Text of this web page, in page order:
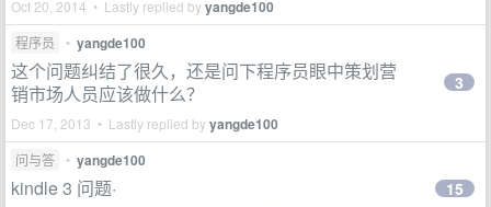
Oct 20, 2014 • Lastly replied byyangde100
程序员 • yangde100
这个问题纠结了很久，还是问下程序员眼中策划营
销市场人员应该做什么？
Dec 17, 2013 • Lastly replied byyangde100
3
问与答 • yangde100
kindle 3 问题· 15